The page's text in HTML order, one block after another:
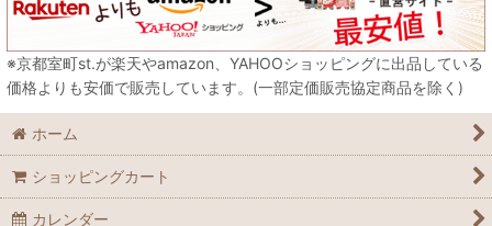
※京都室町st.が楽天やamazon、YAHOOショッピングに出品している
価格よりも安価で販売しています。(一部定価販売協定商品を除く)
ホーム
ショッピングカート
カレンダー